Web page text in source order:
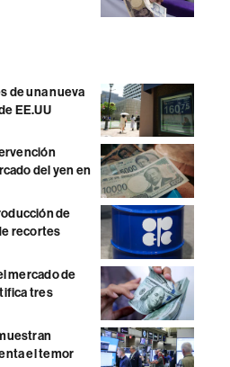
de una nueva
EE.UU
del yen en
de
recortes
mercado de
tres
el temor